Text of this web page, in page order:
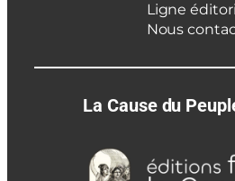
Ligne
Nous
La Cause du